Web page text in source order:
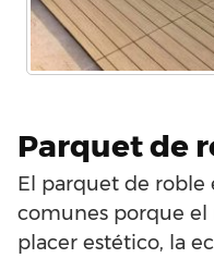
Parquet de
El parquet de roble
comunes porque
placer estético, la